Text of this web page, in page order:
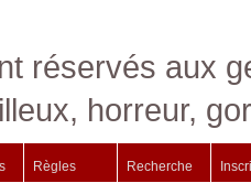
réservés aux
horreur,
Règles Recherche